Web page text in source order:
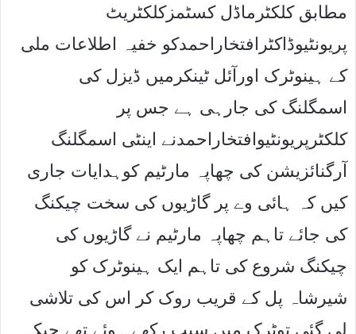
مطابق کلکٹرماڈل کسٹمزکلکٹریٹ
پریونٹیوڈاکٹرافتخاراحمدکو خفیہ اطلاعات ملی
کے ہینوٹرک اورآئل ٹینکرمیں ڈیزل کی
اسمگلنگ کی جارہی ہے جس پر
کلکٹرپریونٹیوافتخاراحمدنے اینٹی اسمگلنگ
آرگنائزیشن کی چھاپہ مارٹیم کوہدایات جاری
کیں کہ ہائی وے پر گاڑیوں کی سخت چیکنگ
کی جائے تاہم چھاپہ مارٹیم نے گاڑیوں کی
چیکنگ شروع کی تاہم ایک ہینوٹرک کو
شیرشاہ پل کے قریب روک کر اس کی تلاشی
لی گئی توٹرک میں سیب رکھے ہوئے تھے جبکہ